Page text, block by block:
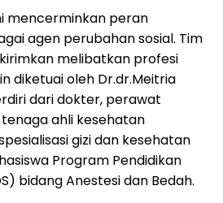
mencerminkan peran
agen perubahan sosial. Tim
melibatkan profesi
diketuai oleh Dr.dr.Meitria
dari dokter, perawat
ahli kesehatan
gizi dan kesehatan
Program Pendidikan
bidang Anestesi dan Bedah.